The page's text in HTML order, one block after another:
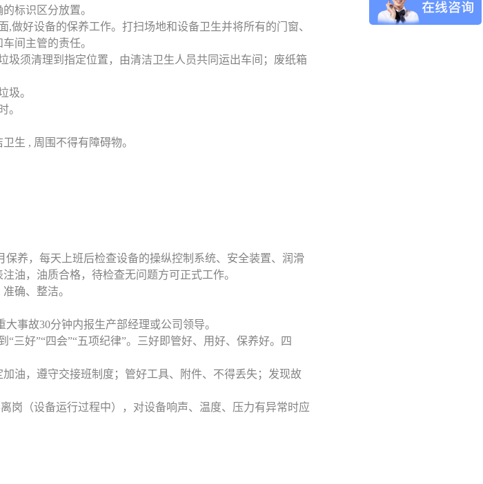
标识区分放置。
做好设备的保养工作。打扫场地和设备卫生并将所有的门窗、
间主管的责任。
圾须清理到指定位置，由清洁卫生人员共同运出车间；废纸箱
圾。
。
生 , 周围不得有障碍物。
养，每天上班后检查设备的操纵控制系统、安全装置、润滑
油，油质合格，待检查无问题方可正式工作。
确、整洁。
事故30分钟内报生产部经理或公司领导。
三好”“四会”“五项纪律”。三好即管好、用好、保养好。四
油，遵守交接班制度；管好工具、附件、不得丢失；发现故
岗（设备运行过程中），对设备响声、温度、压力有异常时应